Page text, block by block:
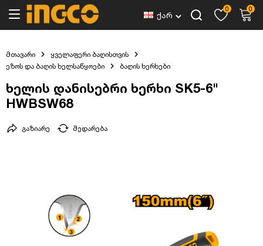
ქარ
0 0
მთავარი
ყველაფერი ბაღისთვის
ეზოს და ბაღის ხელსაწყოები
ბაღის ხერხები
ხელის დანისებრი ხერხი SK5-6"
HWBSW68
შედარება
გაზიარე